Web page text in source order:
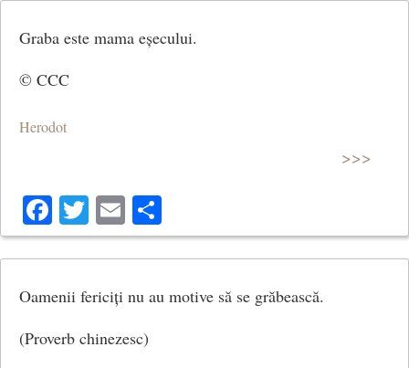
Graba este mama eșecului.
© CCC
Herodot
>>>
Facebook
Twitter
Email
Oamenii fericiți nu au motive să se grăbească.
(Proverb chinezesc)